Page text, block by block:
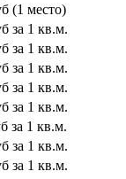
(1 место)
за 1 кв.м.
за 1 кв.м.
за 1 кв.м.
за 1 кв.м.
за 1 кв.м.
за 1 кв.м.
за 1 кв.м.
за 1 кв.м.